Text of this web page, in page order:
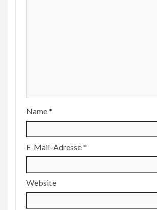
Name*
E-Mail-Adresse*
Website